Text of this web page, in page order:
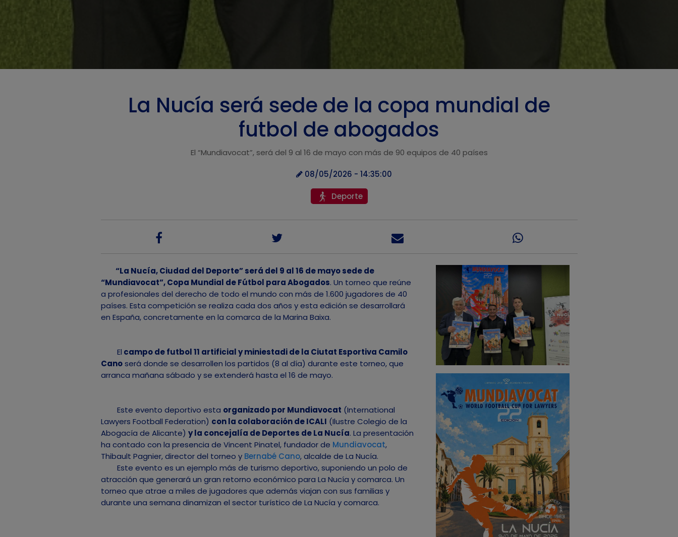
La Nucía será sede de la copa mundial de
futbol de abogados
El “Mundiavocat”, será del 9 al 16 de mayo con más de 90 equipos de 40 países
08/05/2026 - 14:35:00
Deporte
“La Nucía, Ciudad del Deporte” será del 9 al 16 de mayo sede de
“Mundiavocat”, Copa Mundial de Fútbol para Abogados. Un torneo que reúne
a profesionales del derecho de todo el mundo con más de 1.600 jugadores de 40
países. Esta competición se realiza cada dos años y esta edición se desarrollará
en España, concretamente en la comarca de la Marina Baixa.
El campo de futbol 11 artificial y miniestadi de la Ciutat Esportiva Camilo
Canoserá donde se desarrollen los partidos (8 al día) durante este torneo, que
arranca mañana sábado y se extenderá hasta el 16 de mayo.
Este evento deportivo esta organizado por Mundiavocat (International
Lawyers Football Federation) con la colaboración de ICALI (Ilustre Colegio de la
Abogacía de Alicante) y la concejalía de Deportes de La Nucía. La presentación
ha contado con la presencia de Vincent Pinatel, fundador de Mundiavocat,
Thibault Pagnier, director del torneo y Bernabé Cano, alcalde de La Nucía.
Este evento es un ejemplo más de turismo deportivo, suponiendo un polo de
atracción que generará un gran retorno económico para La Nucía y comarca. Un
torneo que atrae a miles de jugadores que además viajan con sus familias y
durante una semana dinamizan el sector turístico de La Nucía y comarca.